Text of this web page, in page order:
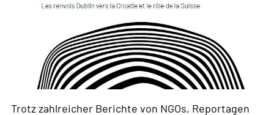
Trotz zahlreicher Berichte von NGOs, Reportagen